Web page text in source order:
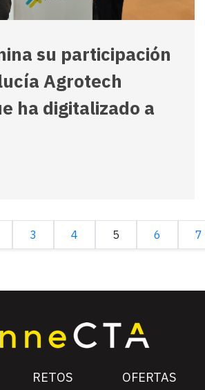
su participación
Agrotech
ha digitalizado a
3 4 5 6 7
RETOS OFERTAS